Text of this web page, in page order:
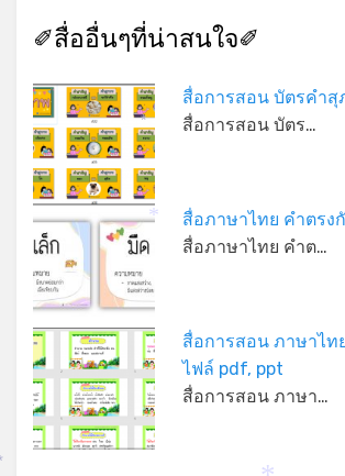
✐สื่ออื่นๆที่น่าสนใจ✐
สื่อการสอน บัตรคำสุ
สื่อการสอน บัตร…
สื่อภาษาไทย คำตรง
สื่อภาษาไทย คำต…
สื่อการสอน ภาษาไท
ไฟล์ pdf, ppt
สื่อการสอน ภาษา…
*
*